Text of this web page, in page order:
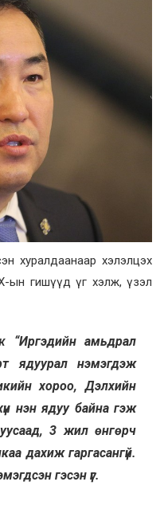
хуралдаанаар хэлэлцэх
ын гишүүд үг хэлж, үзэл
“Иргэдийн амьдрал
ядуурал нэмэгдэж
хороо, Дэлхийн
нэн ядуу байна гэж
3 жил өнгөрч
дахиж гаргасангүй.
гэсэн үг.